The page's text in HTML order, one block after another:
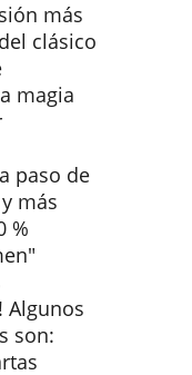
más
clásico
magia
paso de
más
%
Algunos
son: